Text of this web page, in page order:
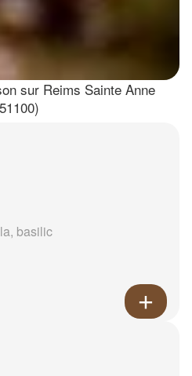
sur Reims Sainte Anne
basilic